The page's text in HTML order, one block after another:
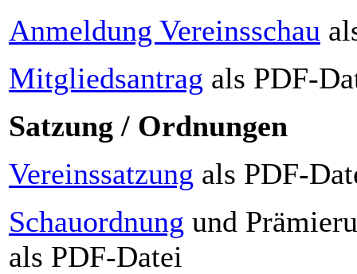
Anmeldung Vereinsschau
Mitgliedsantrag als PDF-
Satzung / Ordnungen
Vereinssatzung als PDF-
Schauordnung und
als PDF-Datei